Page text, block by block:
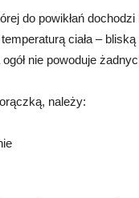
do powikłań
ciała – bliską
nie powoduje
należy: